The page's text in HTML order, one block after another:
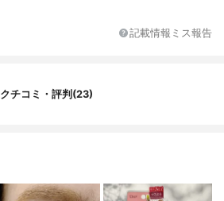
記載情報ミス報告
クチコミ・評判(23)